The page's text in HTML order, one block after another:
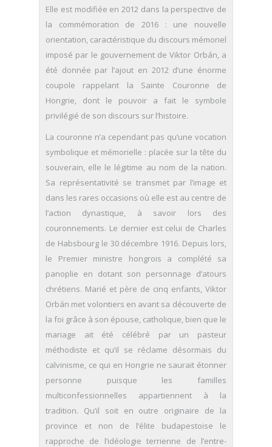
Elle est modifiée en 2012 dans la perspective de
la commémoration de 2016 : une nouvelle
orientation, caractéristique du discours mémoriel
imposé par le gouvernement de Viktor Orbán, a
été donnée par l’ajout en 2012 d’une énorme
coupole rappelant la Sainte Couronne de
Hongrie, dont le pouvoir a fait le symbole
privilégié de son discours sur l’histoire.
La couronne n’a cependant pas qu’une vocation
symbolique et mémorielle : placée sur la tête du
souverain, elle le légitime au nom de la nation.
Sa représentativité se transmet par l’image et
dans les rares occasions où elle est au centre de
l’action dynastique, à savoir lors des
couronnements. Le dernier est celui de Charles
de Habsbourg le 30 décembre 1916. Depuis lors,
le Premier ministre hongrois a complété sa
panoplie en dotant son personnage d’atours
chrétiens. Marié et père de cinq enfants, Viktor
Orbán met volontiers en avant sa découverte de
la foi grâce à son épouse, catholique, bien que le
mariage ait été célébré par un pasteur
méthodiste et qu’il se réclame désormais du
calvinisme, ce qui en Hongrie ne saurait étonner
personne puisque les familles
multiconfessionnelles appartiennent à la
tradition. Qu’il soit en outre originaire de la
province et non de l’élite budapestoise le
rapproche de l’idéologie terrienne de l’entre-